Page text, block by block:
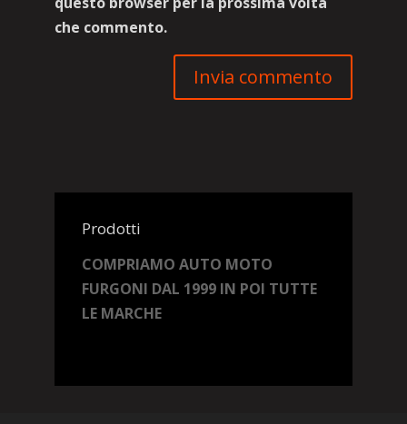
che commento.
Prodotti
COMPRIAMO AUTO MOTO
FURGONI DAL 1999 IN POI TUTTE
LE MARCHE